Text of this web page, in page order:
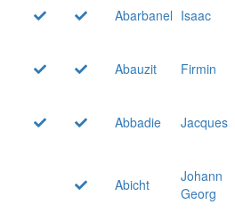
Abarbanel Isaac
Abauzit
Firmin
Abbadie
Jacques
Abicht
Johann
Georg